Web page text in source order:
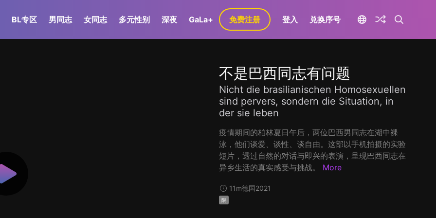
BL专区 男同志 女同志 多元性别 深夜 GaLa+ 免费注册 登入 兑换序号
不是巴西同志有问题
Nicht die brasilianischen Homosexuellen
sind pervers, sondern die Situation, in
der sie leben
疫情期间的柏林夏日午后，两位巴西男同志在湖中裸
泳，他们谈爱、谈性、谈自由。这部以手机拍摄的实验
短片，透过自然的对话与即兴的表演，呈现巴西同志在
异乡生活的真实感受与挑战。
More
11m德国2021
限